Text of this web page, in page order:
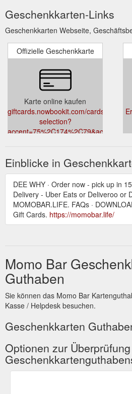
Geschenkkarten-Links
Geschenkkarten Webseite,
Offizielle Geschenkkarte
Karte online kaufen
giftcards.nowbookit.com/cards/card-
selection?
Einblicke in
DEE WHY · Order now - pick up in
Delivery - Uber Eats or Deliveroo or
MOMOBAR.LIFE. FAQs ·
Gift Cards. https://momobar.life/
Momo Bar
Guthaben
Sie können das Momo Bar
Kasse / Helpdesk besuchen.
Geschenkkarten
Optionen zur